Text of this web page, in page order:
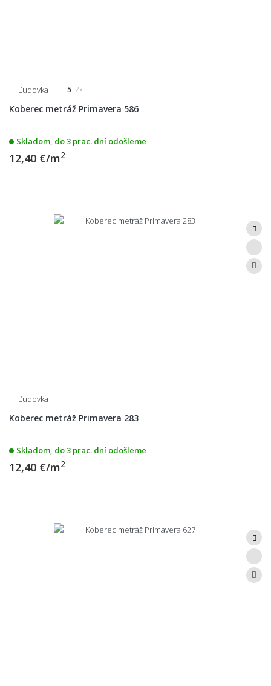
Ľudovka 5 2x
Koberec metráž Primavera 586
Skladom, do 3 prac. dní odošleme
12,40 €/m2
Ľudovka
Koberec metráž Primavera 283
Skladom, do 3 prac. dní odošleme
12,40 €/m2